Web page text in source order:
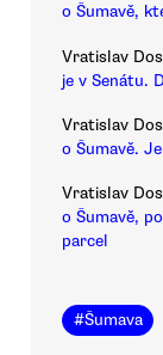
o Šumavě,
Vratislav
je v Senátu.
Vratislav
o Šumavě.
Vratislav
o Šumavě,
parcel
#Šumava